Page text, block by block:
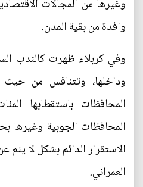
وغيرها من المجالات
وافدة من بقية المدن.
وفي كربلاء ظهرت كالندب
وداخلها، وتتنافس من حيث
المحافظات باستقطابها
المحافظات الجوبية
الاستقرار الدائم بشكل لا
العمراني.